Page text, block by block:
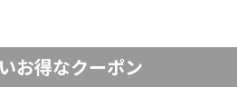
お得なクーポン